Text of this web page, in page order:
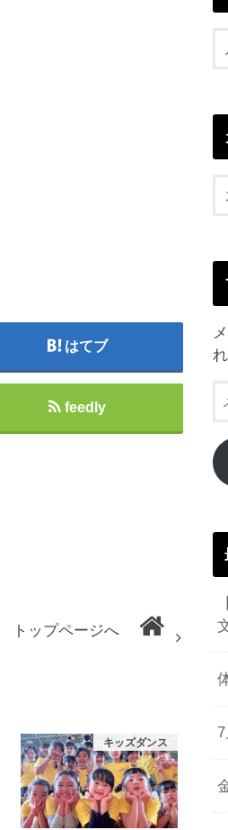
はてブ
feedly
トップページへ
キッズダンス
ル
ア
ド